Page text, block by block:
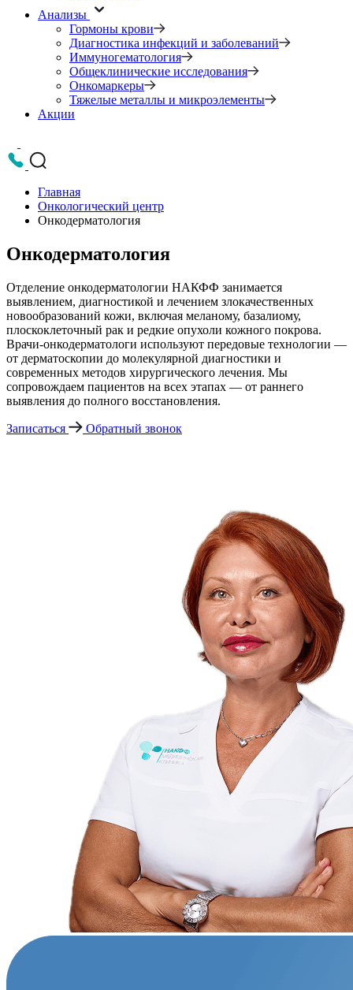
Анализы
Гормоны крови
Диагностика инфекций и заболеваний
Иммуногематология
Общеклинические исследования
Онкомаркеры
Тяжелые металлы и микроэлементы
Акции
Главная
Онкологический центр
Онкодерматология
Онкодерматология
Отделение онкодерматологии НАКФФ занимается
выявлением, диагностикой и лечением злокачественных
новообразований кожи, включая меланому, базалиому,
плоскоклеточный рак и редкие опухоли кожного покрова.
Врачи-онкодерматологи используют передовые технологии —
от дерматоскопии до молекулярной диагностики и
современных методов хирургического лечения. Мы
сопровождаем пациентов на всех этапах — от раннего
выявления до полного восстановления.
Записаться Обратный звонок